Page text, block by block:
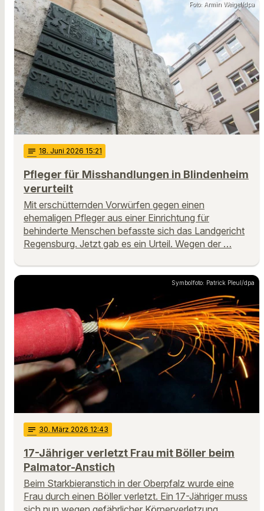
Foto: Armin Weigel/dpa
notes 18. Juni 2026 15:21
Pfleger für Misshandlungen in Blindenheim
verurteilt
Mit erschütternden Vorwürfen gegen einen
ehemaligen Pfleger aus einer Einrichtung für
behinderte Menschen befasste sich das Landgericht
Regensburg. Jetzt gab es ein Urteil. Wegen der …
Symbolfoto: Patrick Pleul/dpa
notes 30. März 2026 12:43
17-Jähriger verletzt Frau mit Böller beim
Palmator-Anstich
Beim Starkbieranstich in der Oberpfalz wurde eine
Frau durch einen Böller verletzt. Ein 17-Jähriger muss